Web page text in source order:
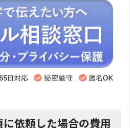
依頼した場合の費用